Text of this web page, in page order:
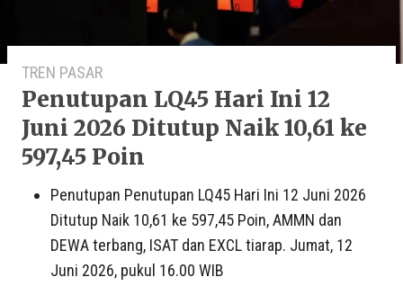
TREN PASAR
Penutupan LQ45 Hari Ini 12
Juni 2026 Ditutup Naik 10,61 ke
597,45 Poin
Penutupan Penutupan LQ45 Hari Ini 12 Juni 2026
Ditutup Naik 10,61 ke 597,45 Poin, AMMN dan
DEWA terbang, ISAT dan EXCL tiarap. Jumat, 12
Juni 2026, pukul 16.00 WIB